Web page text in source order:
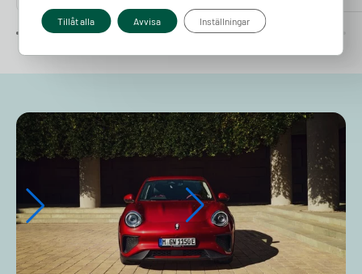
Tillåt alla Avvisa Inställningar